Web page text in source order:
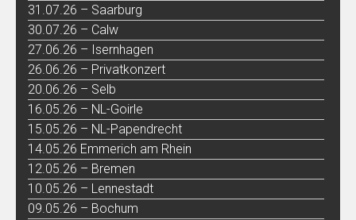
31.07.26 – Saarburg
30.07.26 – Calw
27.06.26 – Isernhagen
26.06.26 – Privatkonzert
20.06.26 – Selb
16.05.26 – NL-Goirle
15.05.26 – NL-Papendrecht
14.05.26 Emmerich am Rhein
12.05.26 – Bremen
10.05.26 – Lennestadt
09.05.26 – Bochum